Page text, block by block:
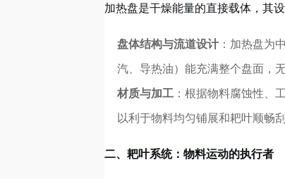
加热盘是干燥能量的直接载体，其
盘体结构与流道设计：加热盘为
汽、导热油）能充满整个盘面，
材质与加工：根据物料腐蚀性、
以利于物料均匀铺展和耙叶顺畅
二、耙叶系统：物料运动的执行者